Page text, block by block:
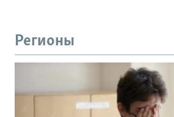
Регионы